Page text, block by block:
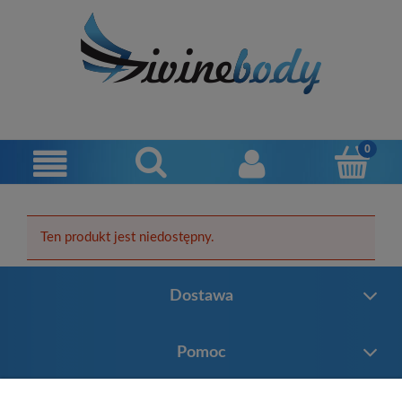
Ten produkt jest niedostępny.
Dostawa
Pomoc